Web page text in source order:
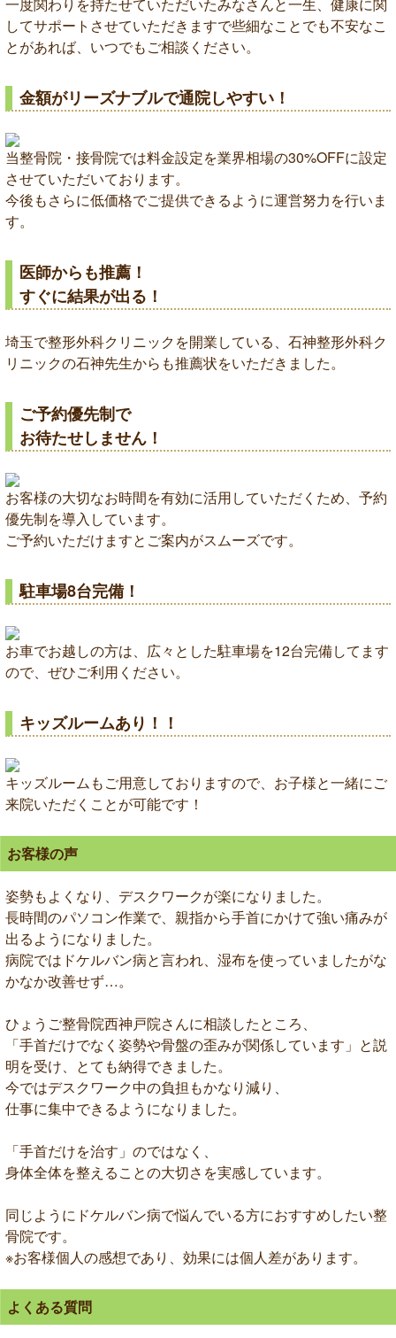
してサポートさせていただきますで些細なことでも不安なこ
とがあれば、いつでもご相談ください。
金額がリーズナブルで通院しやすい！
当整骨院・接骨院では料金設定を業界相場の30%OFFに設定
させていただいております。
今後もさらに低価格でご提供できるように運営努力を行いま
す。
医師からも推薦！
すぐに結果が出る！
埼玉で整形外科クリニックを開業している、石神整形外科ク
リニックの石神先生からも推薦状をいただきました。
ご予約優先制で
お待たせしません！
お客様の大切なお時間を有効に活用していただくため、予約
優先制を導入しています。
ご予約いただけますとご案内がスムーズです。
駐車場8台完備！
お車でお越しの方は、広々とした駐車場を12台完備してます
ので、ぜひご利用ください。
キッズルームあり！！
キッズルームもご用意しておりますので、お子様と一緒にご
来院いただくことが可能です！
お客様の声
姿勢もよくなり、デスクワークが楽になりました。
長時間のパソコン作業で、親指から手首にかけて強い痛みが
出るようになりました。
病院ではドケルバン病と言われ、湿布を使っていましたがな
かなか改善せず…。
ひょうご整骨院西神戸院さんに相談したところ、
「手首だけでなく姿勢や骨盤の歪みが関係しています」と説
明を受け、とても納得できました。
今ではデスクワーク中の負担もかなり減り、
仕事に集中できるようになりました。
「手首だけを治す」のではなく、
身体全体を整えることの大切さを実感しています。
同じようにドケルバン病で悩んでいる方におすすめしたい整
骨院です。
※お客様個人の感想であり、効果には個人差があります。
よくある質問